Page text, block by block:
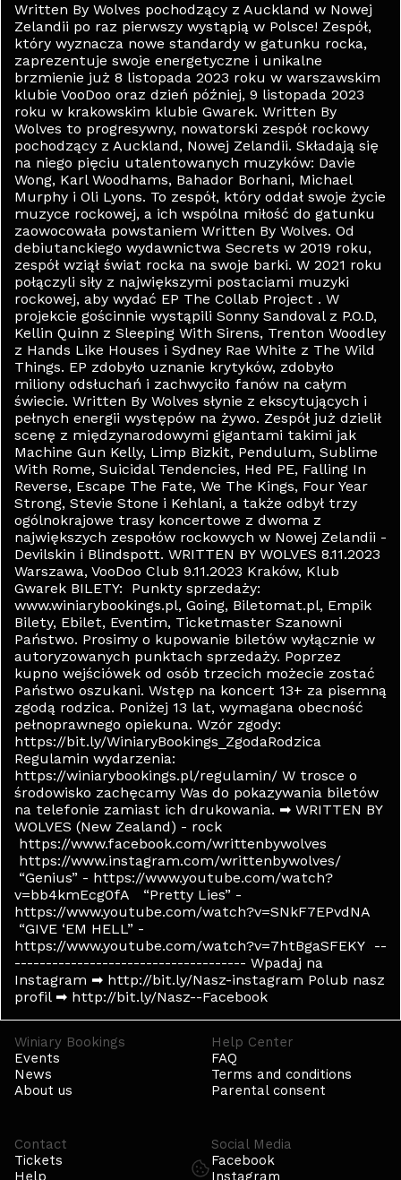
Written By Wolves pochodzący z Auckland w Nowej
Zelandii po raz pierwszy wystąpią w Polsce! Zespół,
który wyznacza nowe standardy w gatunku rocka,
zaprezentuje swoje energetyczne i unikalne
brzmienie już 8 listopada 2023 roku w warszawskim
klubie VooDoo oraz dzień później, 9 listopada 2023
roku w krakowskim klubie Gwarek. Written By
Wolves to progresywny, nowatorski zespół rockowy
pochodzący z Auckland, Nowej Zelandii. Składają się
na niego pięciu utalentowanych muzyków: Davie
Wong, Karl Woodhams, Bahador Borhani, Michael
Murphy i Oli Lyons. To zespół, który oddał swoje życie
muzyce rockowej, a ich wspólna miłość do gatunku
zaowocowała powstaniem Written By Wolves. Od
debiutanckiego wydawnictwa Secrets w 2019 roku,
zespół wziął świat rocka na swoje barki. W 2021 roku
połączyli siły z największymi postaciami muzyki
rockowej, aby wydać EP The Collab Project . W
projekcie gościnnie wystąpili Sonny Sandoval z P.O.D,
Kellin Quinn z Sleeping With Sirens, Trenton Woodley
z Hands Like Houses i Sydney Rae White z The Wild
Things. EP zdobyło uznanie krytyków, zdobyło
miliony odsłuchań i zachwyciło fanów na całym
świecie. Written By Wolves słynie z ekscytujących i
pełnych energii występów na żywo. Zespół już dzielił
scenę z międzynarodowymi gigantami takimi jak
Machine Gun Kelly, Limp Bizkit, Pendulum, Sublime
With Rome, Suicidal Tendencies, Hed PE, Falling In
Reverse, Escape The Fate, We The Kings, Four Year
Strong, Stevie Stone i Kehlani, a także odbył trzy
ogólnokrajowe trasy koncertowe z dwoma z
największych zespołów rockowych w Nowej Zelandii -
Devilskin i Blindspott. WRITTEN BY WOLVES 8.11.2023
Warszawa, VooDoo Club 9.11.2023 Kraków, Klub
Gwarek BILETY: Punkty sprzedaży:
www.winiarybookings.pl, Going, Biletomat.pl, Empik
Bilety, Ebilet, Eventim, Ticketmaster Szanowni
Państwo. Prosimy o kupowanie biletów wyłącznie w
autoryzowanych punktach sprzedaży. Poprzez
kupno wejściówek od osób trzecich możecie zostać
Państwo oszukani. Wstęp na koncert 13+ za pisemną
zgodą rodzica. Poniżej 13 lat, wymagana obecność
pełnoprawnego opiekuna. Wzór zgody:
https://bit.ly/WiniaryBookings_ZgodaRodzica
Regulamin wydarzenia:
https://winiarybookings.pl/regulamin/ W trosce o
środowisko zachęcamy Was do pokazywania biletów
na telefonie zamiast ich drukowania. ➡ WRITTEN BY
WOLVES (New Zealand) - rock
https://www.facebook.com/writtenbywolves
https://www.instagram.com/writtenbywolves/
“Genius” - https://www.youtube.com/watch?
v=bb4kmEcg0fA “Pretty Lies” -
https://www.youtube.com/watch?v=SNkF7EPvdNA
“GIVE ‘EM HELL” -
https://www.youtube.com/watch?v=7htBgaSFEKY --
------------------------------------- Wpadaj na
Instagram ➡ http://bit.ly/Nasz-instagram Polub nasz
profil ➡ http://bit.ly/Nasz--Facebook
Winiary Bookings
Events
News
About us
Help Center
FAQ
Terms and conditions
Parental consent
Contact
Tickets
Help
Social Media
Facebook
Instagram